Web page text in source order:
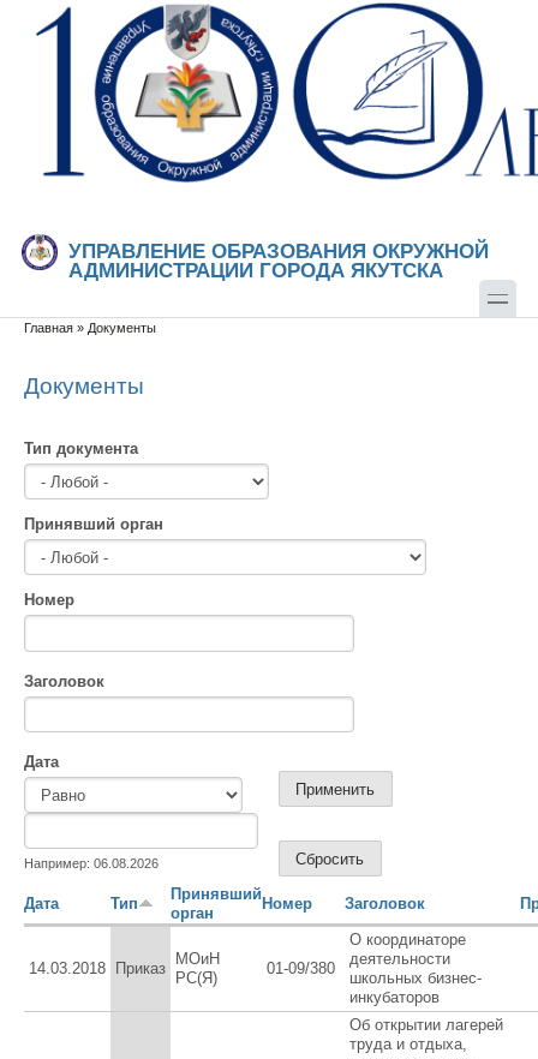
Перейти к основному содержанию
Skip to search
УПРАВЛЕНИЕ ОБРАЗОВАНИЯ ОКРУЖНОЙ
АДМИНИСТРАЦИИ ГОРОДА ЯКУТСКА
Вы здесь
Главная » Документы
Документы
Тип документа
Принявший орган
Номер
Заголовок
Дата
Например: 06.08.2026
Дата Тип
Принявший
орган
Номер Заголовок
14.03.2018 Приказ
МОиН
РС(Я)
01-09/380
О координаторе
деятельности
школьных бизнес-
инкубаторов
Об открытии лагерей
труда и отдыха,